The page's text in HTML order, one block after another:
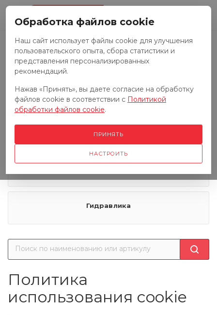
Запчасти к тракторам
Запчасти к грузовым автомобилям
Гидравлика
Политика
использования cookie
Обработка файлов cookie
Наш сайт использует файлы cookie для улучшения
пользовательского опыта, сбора статистики и
представления персонализированных
рекомендаций.
Нажав «Принять», вы даете согласие на обработку
файлов cookie в соответствии с Политикой
обработки файлов cookie.
НАСТРОИТЬ
ПРИНЯТЬ